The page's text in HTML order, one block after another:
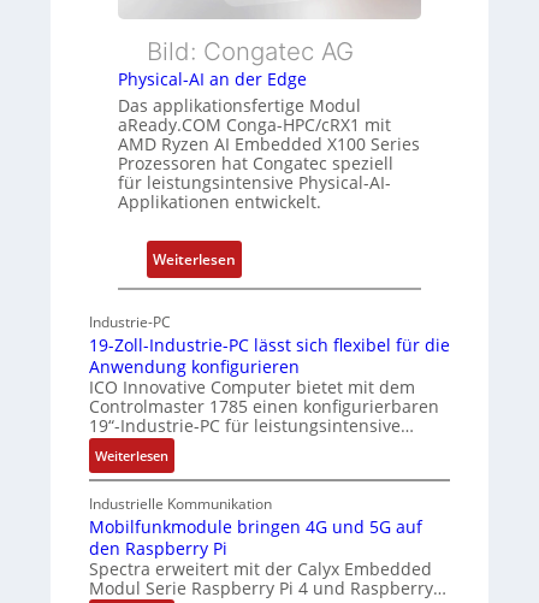
u
n
g
g
t
h
e
c
a
t
-
r
c
t
e
k
t
r
Bild: Congatec AG
Physical-AI an der Edge
Das applikationsfertige Modul
aReady.COM Conga-HPC/cRX1 mit
AMD Ryzen AI Embedded X100 Series
Prozessoren hat Congatec speziell
für leistungsintensive Physical-AI-
Applikationen entwickelt.
Weiterlesen
P
y
s
i
c
a
-
A
I
a
n
Industrie-PC
19-Zoll-Industrie-PC lässt sich flexibel für die
Anwendung konfigurieren
ICO Innovative Computer bietet mit dem
Controlmaster 1785 einen konfigurierbaren
19“-Industrie-PC für leistungsintensive…
Weiterlesen:
1
9
-
Z
o
l
Industrielle Kommunikation
Mobilfunkmodule bringen 4G und 5G auf
den Raspberry Pi
Spectra erweitert mit der Calyx Embedded
Modul Serie Raspberry Pi 4 und Raspberry…